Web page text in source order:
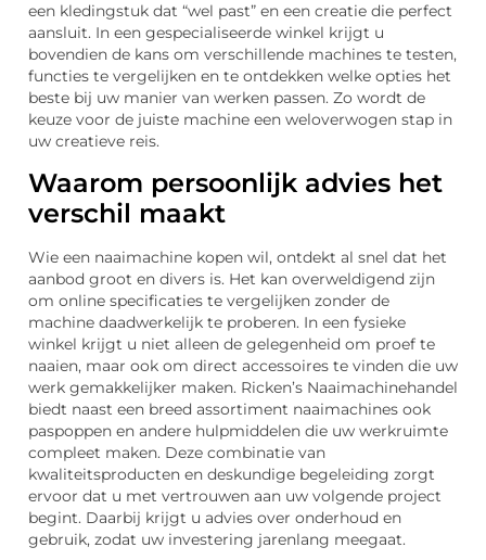
een kledingstuk dat “wel past” en een creatie die perfect
aansluit. In een gespecialiseerde winkel krijgt u
bovendien de kans om verschillende machines te testen,
functies te vergelijken en te ontdekken welke opties het
beste bij uw manier van werken passen. Zo wordt de
keuze voor de juiste machine een weloverwogen stap in
uw creatieve reis.
Waarom persoonlijk advies het
verschil maakt
Wie een naaimachine kopen wil, ontdekt al snel dat het
aanbod groot en divers is. Het kan overweldigend zijn
om online specificaties te vergelijken zonder de
machine daadwerkelijk te proberen. In een fysieke
winkel krijgt u niet alleen de gelegenheid om proef te
naaien, maar ook om direct accessoires te vinden die uw
werk gemakkelijker maken. Ricken’s Naaimachinehandel
biedt naast een breed assortiment naaimachines ook
paspoppen en andere hulpmiddelen die uw werkruimte
compleet maken. Deze combinatie van
kwaliteitsproducten en deskundige begeleiding zorgt
ervoor dat u met vertrouwen aan uw volgende project
begint. Daarbij krijgt u advies over onderhoud en
gebruik, zodat uw investering jarenlang meegaat.